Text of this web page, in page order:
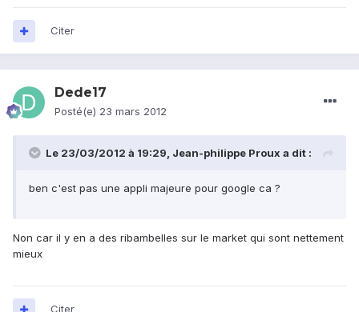
Citer
Dede17
Posté(e) 23 mars 2012
Le 23/03/2012 à 19:29, Jean-philippe Proux a dit :
ben c'est pas une appli majeure pour google ca ?
Non car il y en a des ribambelles sur le market qui sont nettement
mieux
Citer